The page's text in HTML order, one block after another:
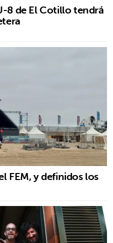
8 de El Cotillo tendrá
FEM, y definidos los